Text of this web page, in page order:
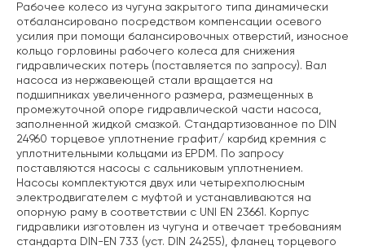
Рабочее колесо из чугуна закрытого типа динамически
отбалансировано посредством компенсации осевого
усилия при помощи балансировочных отверстий, износное
кольцо горловины рабочего колеса для снижения
гидравлических потерь (поставляется по запросу). Вал
насоса из нержавеющей стали вращается на
подшипниках увеличенного размера, размещенных в
промежуточной опоре гидравлической части насоса,
заполненной жидкой смазкой. Стандартизованное по DIN
24960 торцевое уплотнение графит/ карбид кремния с
уплотнительными кольцами из EPDM. По запросу
поставляются насосы с сальниковым уплотнением.
Насосы комплектуются двух или четырехполюсным
электродвигателем с муфтой и устанавливаются на
опорную раму в соответствии с UNI EN 23661. Корпус
гидравлики изготовлен из чугуна и отвечает требованиям
стандарта DIN-EN 733 (уст. DIN 24255), фланец торцевого